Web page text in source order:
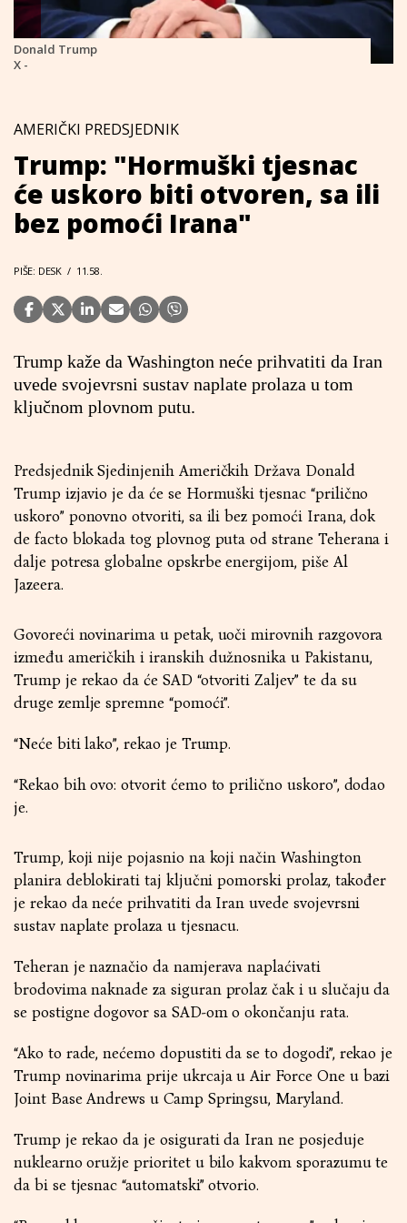
Donald Trump
X -
AMERIČKI PREDSJEDNIK
Trump: "Hormuški tjesnac
će uskoro biti otvoren, sa ili
bez pomoći Irana"
PIŠE: DESK / 11.58.
Trump kaže da Washington neće prihvatiti da Iran
uvede svojevrsni sustav naplate prolaza u tom
ključnom plovnom putu.
Predsjednik Sjedinjenih Američkih Država Donald
Trump izjavio je da će se Hormuški tjesnac “prilično
uskoro” ponovno otvoriti, sa ili bez pomoći Irana, dok
de facto blokada tog plovnog puta od strane Teherana i
dalje potresa globalne opskrbe energijom, piše Al
Jazeera.
Govoreći novinarima u petak, uoči mirovnih razgovora
između američkih i iranskih dužnosnika u Pakistanu,
Trump je rekao da će SAD “otvoriti Zaljev” te da su
druge zemlje spremne “pomoći”.
“Neće biti lako”, rekao je Trump.
“Rekao bih ovo: otvorit ćemo to prilično uskoro”, dodao
je.
Trump, koji nije pojasnio na koji način Washington
planira deblokirati taj ključni pomorski prolaz, također
je rekao da neće prihvatiti da Iran uvede svojevrsni
sustav naplate prolaza u tjesnacu.
Teheran je naznačio da namjerava naplaćivati
brodovima naknade za siguran prolaz čak i u slučaju da
se postigne dogovor sa SAD-om o okončanju rata.
“Ako to rade, nećemo dopustiti da se to dogodi”, rekao je
Trump novinarima prije ukrcaja u Air Force One u bazi
Joint Base Andrews u Camp Springsu, Maryland.
Trump je rekao da je osigurati da Iran ne posjeduje
nuklearno oružje prioritet u bilo kakvom sporazumu te
da bi se tjesnac “automatski” otvorio.